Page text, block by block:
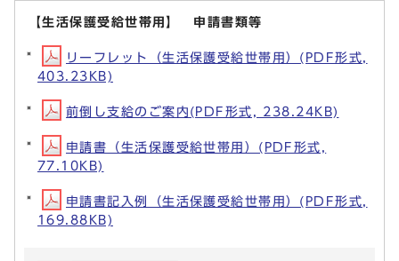
【生活保護受給世帯用】 申請書類等
リーフレット（生活保護受給世帯用）(PDF形式,
403.23KB)
前倒し支給のご案内(PDF形式, 238.24KB)
申請書（生活保護受給世帯用）(PDF形式,
77.10KB)
申請書記入例（生活保護受給世帯用）(PDF形式,
169.88KB)